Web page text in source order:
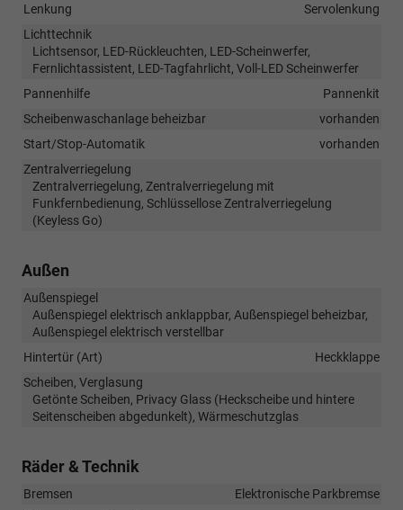
Lenkung
Servolenkung
Lichttechnik
Lichtsensor, LED-Rückleuchten, LED-Scheinwerfer,
Fernlichtassistent, LED-Tagfahrlicht, Voll-LED Scheinwerfer
Pannenhilfe
Pannenkit
Scheibenwaschanlage beheizbar
vorhanden
Start/Stop-Automatik
vorhanden
Zentralverriegelung
Zentralverriegelung, Zentralverriegelung mit
Funkfernbedienung, Schlüssellose Zentralverriegelung
(Keyless Go)
Außen
Außenspiegel
Außenspiegel elektrisch anklappbar, Außenspiegel beheizbar,
Außenspiegel elektrisch verstellbar
Hintertür (Art)
Heckklappe
Scheiben, Verglasung
Getönte Scheiben, Privacy Glass (Heckscheibe und hintere
Seitenscheiben abgedunkelt), Wärmeschutzglas
Räder & Technik
Bremsen
Elektronische Parkbremse